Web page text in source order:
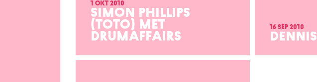
1 okt 2010
SIMON PHILLIPS
(TOTO) MET
DRUMAFFAIRS
16 sep 2010
DENNIS